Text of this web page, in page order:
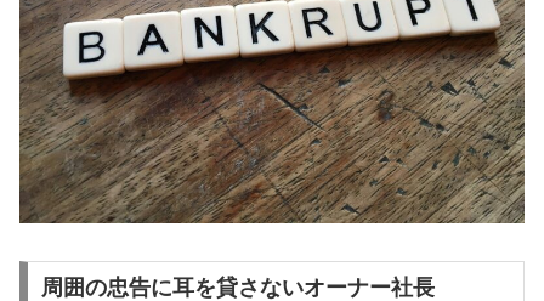
周囲の忠告に耳を貸さないオーナー社長